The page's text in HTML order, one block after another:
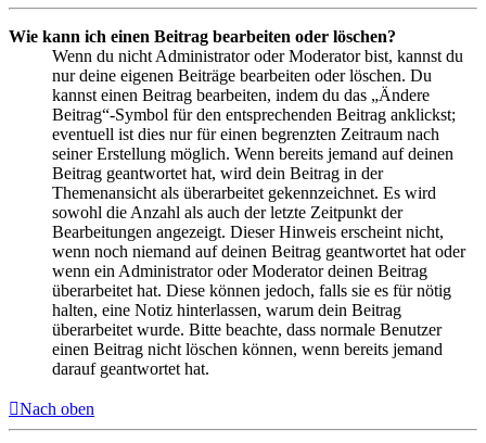
Wie kann ich einen Beitrag bearbeiten oder löschen?
Wenn du nicht Administrator oder Moderator bist, kannst du
nur deine eigenen Beiträge bearbeiten oder löschen. Du
kannst einen Beitrag bearbeiten, indem du das „Ändere
Beitrag“-Symbol für den entsprechenden Beitrag anklickst;
eventuell ist dies nur für einen begrenzten Zeitraum nach
seiner Erstellung möglich. Wenn bereits jemand auf deinen
Beitrag geantwortet hat, wird dein Beitrag in der
Themenansicht als überarbeitet gekennzeichnet. Es wird
sowohl die Anzahl als auch der letzte Zeitpunkt der
Bearbeitungen angezeigt. Dieser Hinweis erscheint nicht,
wenn noch niemand auf deinen Beitrag geantwortet hat oder
wenn ein Administrator oder Moderator deinen Beitrag
überarbeitet hat. Diese können jedoch, falls sie es für nötig
halten, eine Notiz hinterlassen, warum dein Beitrag
überarbeitet wurde. Bitte beachte, dass normale Benutzer
einen Beitrag nicht löschen können, wenn bereits jemand
darauf geantwortet hat.
Nach oben